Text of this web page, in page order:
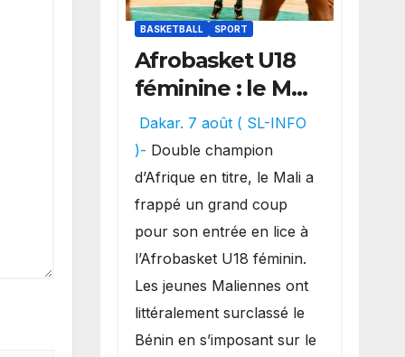
BASKETBALL SPORT
Afrobasket U18
féminine : le Mali
réalise un
véritable festival
offensif et
inflige une
lourde défaite
au Bénin.
Dakar. 7 août ( SL-INFO
)- Double champion
d’Afrique en titre, le Mali a
frappé un grand coup
pour son entrée en lice à
l’Afrobasket U18 féminin.
Les jeunes Maliennes ont
littéralement surclassé le
Bénin en s’imposant sur le